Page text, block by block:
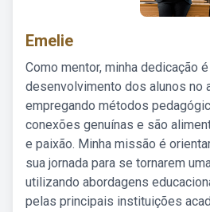
Emelie
Como mentor, minha dedicação
desenvolvimento dos alunos no
empregando métodos
conexões genuínas e são
e paixão. Minha missão é
sua jornada para se tornarem
utilizando abordagens
pelas principais instituições